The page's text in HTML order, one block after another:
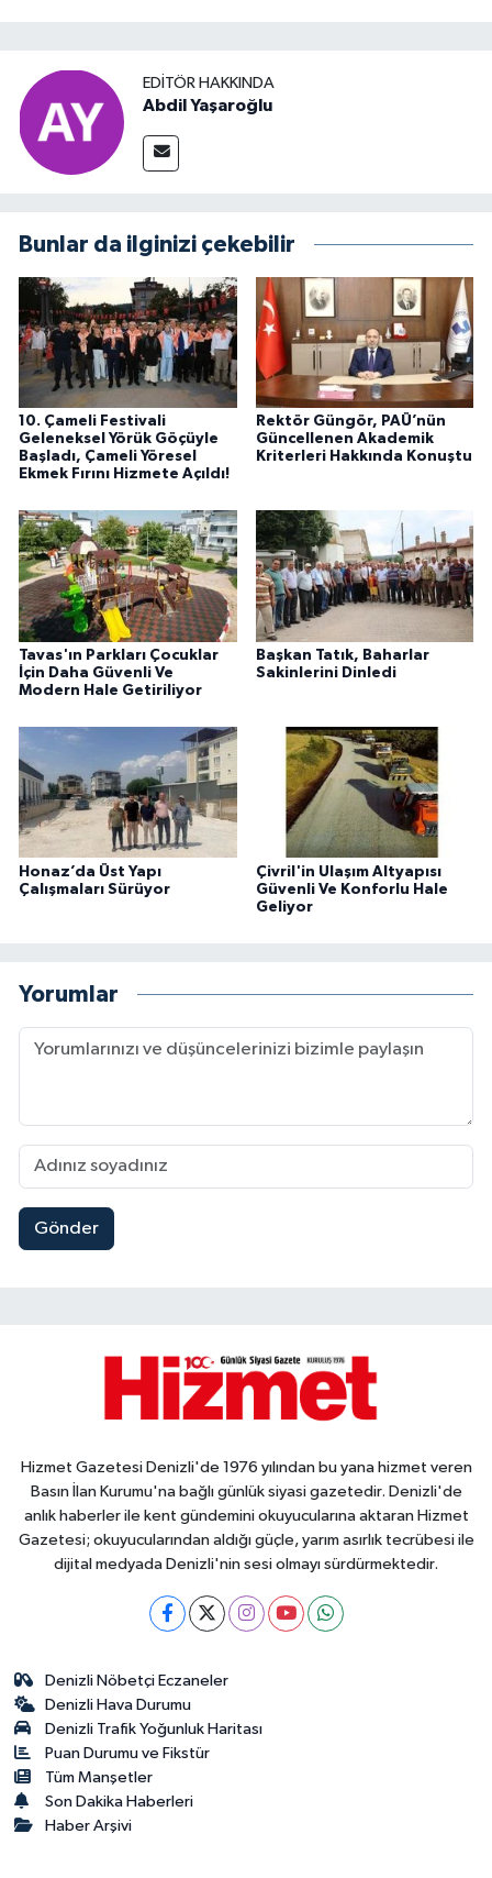
EDITÖR HAKKINDA
Abdil Yaşaroğlu
Bunlar da ilginizi çekebilir
10. Çameli Festivali
Geleneksel Yörük Göçüyle
Başladı, Çameli Yöresel
Ekmek Fırını Hizmete Açıldı!
Rektör Güngör, PAÜ’nün
Güncellenen Akademik
Kriterleri Hakkında Konuştu
Tavas'ın Parkları Çocuklar
İçin Daha Güvenli Ve
Modern Hale Getiriliyor
Başkan Tatık, Baharlar
Sakinlerini Dinledi
Honaz’da Üst Yapı
Çalışmaları Sürüyor
Çivril'in Ulaşım Altyapısı
Güvenli Ve Konforlu Hale
Geliyor
Yorumlar
Gönder
Hizmet Gazetesi Denizli'de 1976 yılından bu yana hizmet veren
Basın İlan Kurumu'na bağlı günlük siyasi gazetedir. Denizli'de
anlık haberler ile kent gündemini okuyucularına aktaran Hizmet
Gazetesi; okuyucularından aldığı güçle, yarım asırlık tecrübesi ile
dijital medyada Denizli'nin sesi olmayı sürdürmektedir.
Denizli Nöbetçi Eczaneler
Denizli Hava Durumu
Denizli Trafik Yoğunluk Haritası
Puan Durumu ve Fikstür
Tüm Manşetler
Son Dakika Haberleri
Haber Arşivi